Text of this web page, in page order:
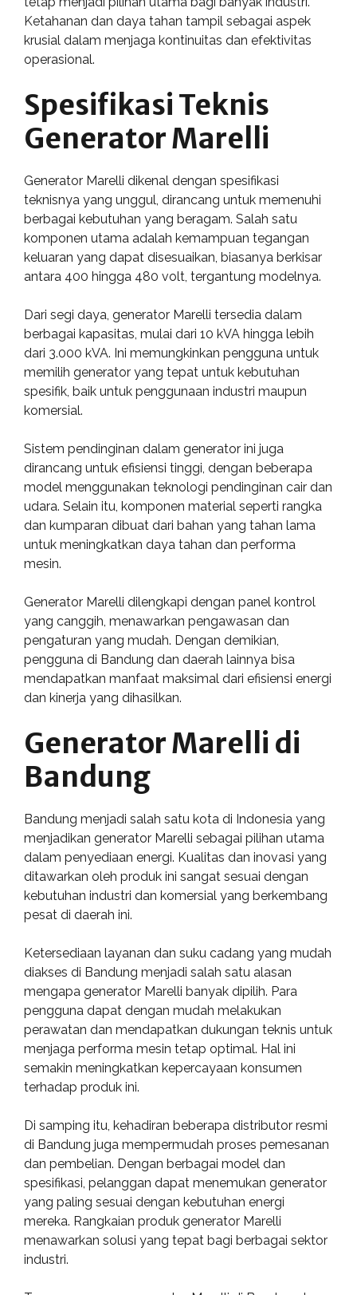
Ketahanan dan daya tahan tampil sebagai aspek
krusial dalam menjaga kontinuitas dan efektivitas
operasional.
Spesifikasi Teknis
Generator Marelli
Generator Marelli dikenal dengan spesifikasi
teknisnya yang unggul, dirancang untuk memenuhi
berbagai kebutuhan yang beragam. Salah satu
komponen utama adalah kemampuan tegangan
keluaran yang dapat disesuaikan, biasanya berkisar
antara 400 hingga 480 volt, tergantung modelnya.
Dari segi daya, generator Marelli tersedia dalam
berbagai kapasitas, mulai dari 10 kVA hingga lebih
dari 3.000 kVA. Ini memungkinkan pengguna untuk
memilih generator yang tepat untuk kebutuhan
spesifik, baik untuk penggunaan industri maupun
komersial.
Sistem pendinginan dalam generator ini juga
dirancang untuk efisiensi tinggi, dengan beberapa
model menggunakan teknologi pendinginan cair dan
udara. Selain itu, komponen material seperti rangka
dan kumparan dibuat dari bahan yang tahan lama
untuk meningkatkan daya tahan dan performa
mesin.
Generator Marelli dilengkapi dengan panel kontrol
yang canggih, menawarkan pengawasan dan
pengaturan yang mudah. Dengan demikian,
pengguna di Bandung dan daerah lainnya bisa
mendapatkan manfaat maksimal dari efisiensi energi
dan kinerja yang dihasilkan.
Generator Marelli di
Bandung
Bandung menjadi salah satu kota di Indonesia yang
menjadikan generator Marelli sebagai pilihan utama
dalam penyediaan energi. Kualitas dan inovasi yang
ditawarkan oleh produk ini sangat sesuai dengan
kebutuhan industri dan komersial yang berkembang
pesat di daerah ini.
Ketersediaan layanan dan suku cadang yang mudah
diakses di Bandung menjadi salah satu alasan
mengapa generator Marelli banyak dipilih. Para
pengguna dapat dengan mudah melakukan
perawatan dan mendapatkan dukungan teknis untuk
menjaga performa mesin tetap optimal. Hal ini
semakin meningkatkan kepercayaan konsumen
terhadap produk ini.
Di samping itu, kehadiran beberapa distributor resmi
di Bandung juga mempermudah proses pemesanan
dan pembelian. Dengan berbagai model dan
spesifikasi, pelanggan dapat menemukan generator
yang paling sesuai dengan kebutuhan energi
mereka. Rangkaian produk generator Marelli
menawarkan solusi yang tepat bagi berbagai sektor
industri.